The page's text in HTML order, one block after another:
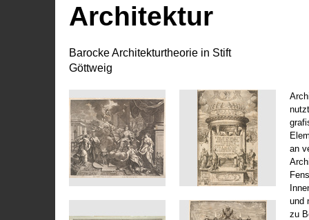
Architektur
Barocke Architekturtheorie in Stift
Göttweig
an
und
zu